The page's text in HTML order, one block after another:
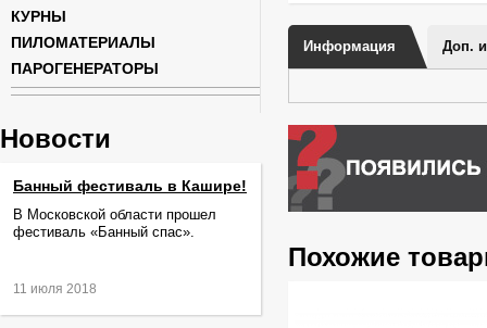
Информация Доп.
Похожие
КУРНЫ
ПИЛОМАТЕРИАЛЫ
ПАРОГЕНЕРАТОРЫ
Новости
Банный фестиваль в Кашире!
В Московской области прошел
фестиваль «Банный спас».
11 июля 2018